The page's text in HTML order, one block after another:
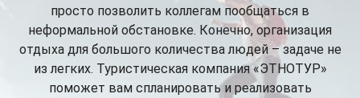
просто позволить коллегам пообщаться в
неформальной обстановке. Конечно, организация
отдыха для большого количества людей – задаче не
из легких. Туристическая компания «ЭТНОТУР»
поможет вам спланировать и реализовать